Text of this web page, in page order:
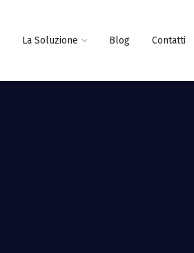
La Soluzione Blog Contatti